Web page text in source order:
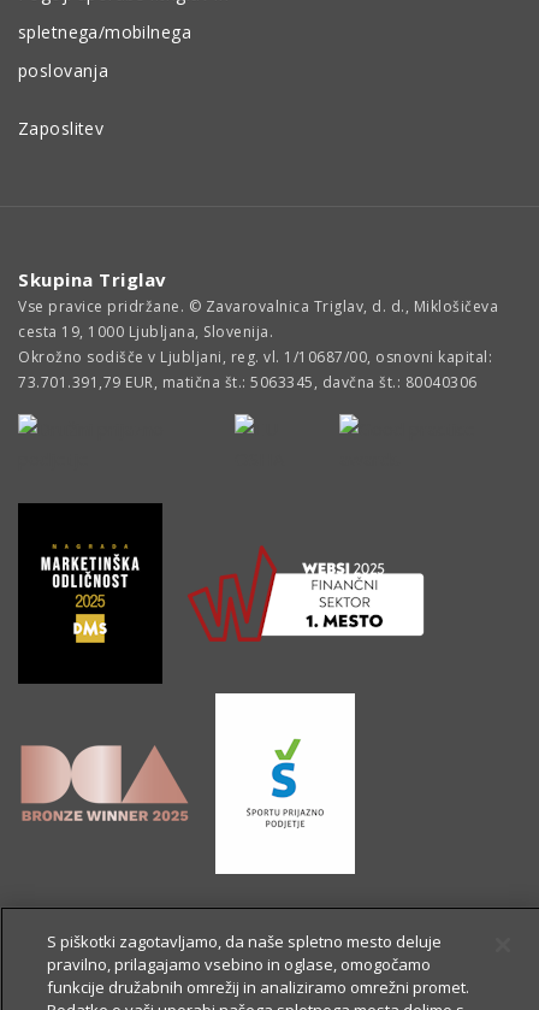
spletnega/mobilnega
poslovanja
Zaposlitev
Skupina Triglav
Vse pravice pridržane. © Zavarovalnica Triglav, d. d., Miklošičeva
cesta 19, 1000 Ljubljana, Slovenija.
Okrožno sodišče v Ljubljani, reg. vl. 1/10687/00, osnovni kapital:
73.701.391,79 EUR, matična št.: 5063345, davčna št.: 80040306
S piškotki zagotavljamo, da naše spletno mesto deluje
pravilno, prilagajamo vsebino in oglase, omogočamo
funkcije družabnih omrežij in analiziramo omrežni promet.